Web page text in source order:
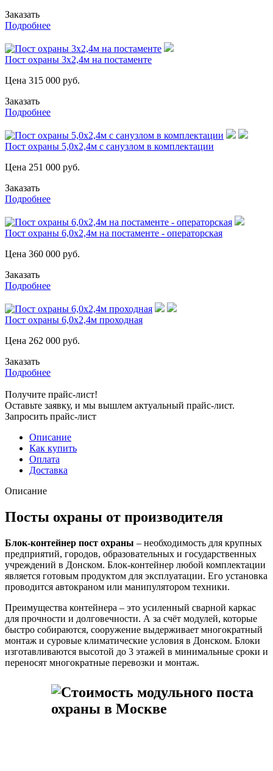
Заказать
Подробнее
Пост охраны 3х2,4м на постаменте
Цена 315 000 руб.
Заказать
Подробнее
Пост охраны 5,0х2,4м с санузлом в комплектации
Цена 251 000 руб.
Заказать
Подробнее
Пост охраны 6,0х2,4м на постаменте - операторская
Цена 360 000 руб.
Заказать
Подробнее
Пост охраны 6,0х2,4м проходная
Цена 262 000 руб.
Заказать
Подробнее
Получите прайс-лист!
Оставьте заявку, и мы вышлем актуальный прайс-лист.
Запросить прайс-лист
Описание
Как купить
Оплата
Доставка
Описание
Посты охраны от производителя
Блок-контейнер пост охраны – необходимость для крупных
предприятий, городов, образовательных и государственных
учреждений в Донском. Блок-контейнер любой комплектации
является готовым продуктом для эксплуатации. Его установка
проводится автокраном или манипулятором техники.
Преимущества контейнера – это усиленный сварной каркас
для прочности и долговечности. А за счёт модулей, которые
быстро собираются, сооружение выдерживает многократный
монтаж и суровые климатические условия в Донском. Блоки
изготавливаются высотой до 3 этажей в минимальные сроки и
переносят многократные перевозки и монтаж.